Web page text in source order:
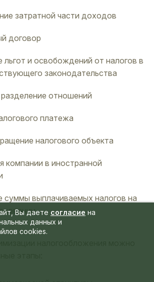
затратной части доходов
договор
льгот и освобождений от налогов в
законодательства
отношений
платежа
налогового объекта
компании в иностранной
суммы выплачиваемых налогов на
налогообложения можно
этапы:
Вы даете согласие на
данных и
cookies.